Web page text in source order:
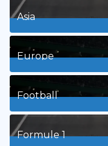
Asia
Europe
Football
Formule 1